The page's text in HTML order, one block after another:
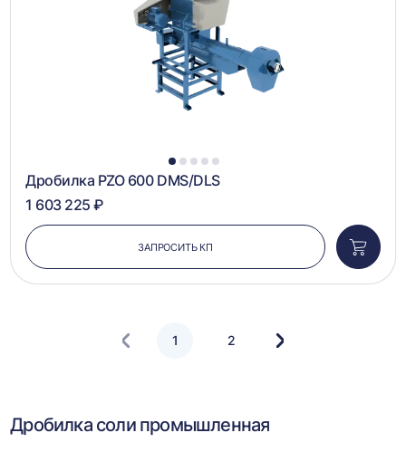
1 2 3 4 5
Дробилка PZO 600 DMS/DLS
1 603 225 ₽
ЗАПРОСИТЬ КП
в
1 2
Следующая
Дробилка соли промышленная